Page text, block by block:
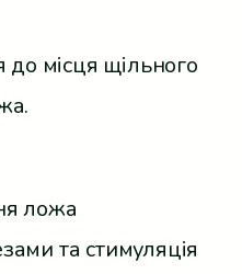
до місця щільного
ложа
та стимуляція